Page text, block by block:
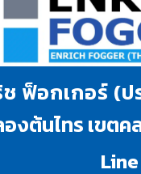
ฟ็อกเกอร์ (ป
งต้นไทร เขต